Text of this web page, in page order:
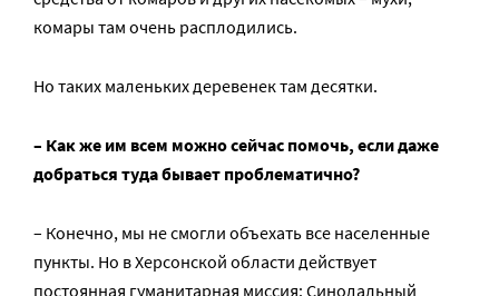
комары там очень расплодились.
Но таких маленьких деревенек там десятки.
– Как же им всем можно сейчас помочь, если даже
добраться туда бывает проблематично?
– Конечно, мы не смогли объехать все населенные
пункты. Но в Херсонской области действует
постоянная гуманитарная миссия: Синодальный